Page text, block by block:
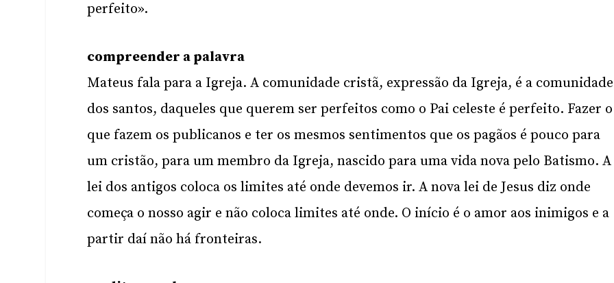
perfeito».
compreender a palavra
Mateus fala para a Igreja. A comunidade cristã, expressão da Igreja, é a comunidade
dos santos, daqueles que querem ser perfeitos como o Pai celeste é perfeito. Fazer o
que fazem os publicanos e ter os mesmos sentimentos que os pagãos é pouco para
um cristão, para um membro da Igreja, nascido para uma vida nova pelo Batismo. A
lei dos antigos coloca os limites até onde devemos ir. A nova lei de Jesus diz onde
começa o nosso agir e não coloca limites até onde. O início é o amor aos inimigos e a
partir daí não há fronteiras.